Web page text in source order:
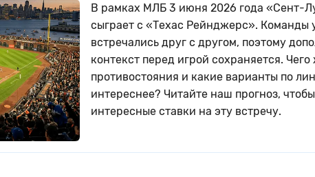
В рамках МЛБ 3 июня 2026 года «Сент-
сыграет с «Техас Рейнджерс». Команды
встречались друг с другом, поэтому
контекст перед игрой сохраняется. Чего
противостояния и какие варианты по
интереснее? Читайте наш прогноз,
интересные ставки на эту встречу.